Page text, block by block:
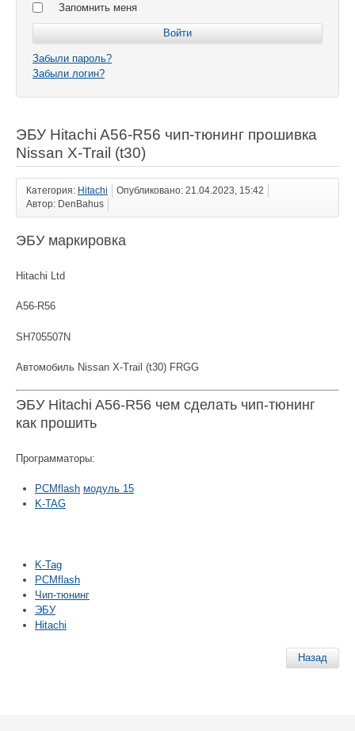
Запомнить меня
Забыли пароль?
Забыли логин?
ЭБУ Hitachi A56-R56 чип-тюнинг прошивка
Nissan X-Trail (t30)
Категория: Hitachi
Опубликовано: 21.04.2023, 15:42
Автор: DenBahus
ЭБУ маркировка
Hitachi Ltd
A56-R56
SH705507N
Автомобиль Nissan X-Trail (t30) FRGG
ЭБУ Hitachi A56-R56 чем сделать чип-тюнинг
как прошить
Программаторы:
PCMflash модуль 15
K-TAG
K-Tag
PCMflash
Чип-тюнинг
ЭБУ
Hitachi
Назад